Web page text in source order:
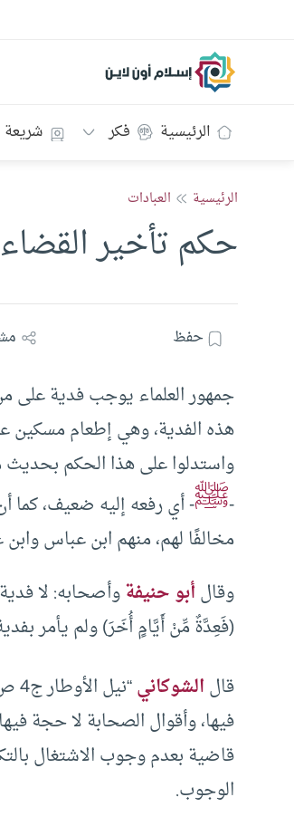
إسلام أون لاين
الرئيسية فكر شريعة
الرئيسية العبادات
حكم تأخير
حفظ
جمهور العلماء يوجب فدية على
هذه الفدية، وهي إطعام مسكين
واستدلوا على هذا الحكم بحديث
-ﷺ- أي رفعه إليه ضعيف، كما
مخالفًا لهم، منهم ابن عباس
وقالأبو حنيفةوأصحابه: لا
(فَعِدَّةٌ مِّنْ أَيَّامٍ أُخَرَ) ولم يأمر
قالالشوكاني“نيل الأوطار ج4 ص318” منتصرًا لهذا الرأي: ليس هناك حديث ثابت عن النبي -
فيها، وأقوال الصحابة لا حجة
قاضية بعدم وجوب الاشتغال
الوجوب.